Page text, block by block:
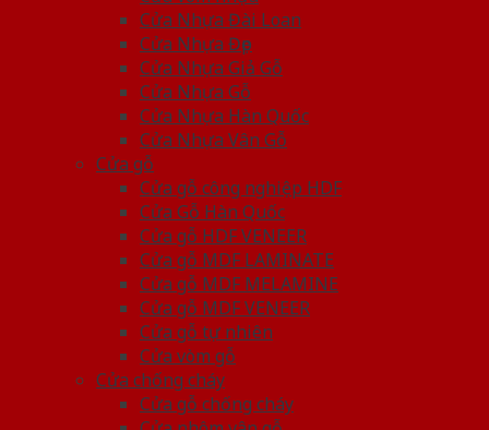
Cửa Nhựa Đài Loan
Cửa Nhựa Đẹp
Cửa Nhựa Giả Gỗ
Cửa Nhựa Gỗ
Cửa Nhựa Hàn Quốc
Cửa Nhựa Vân Gỗ
Cửa gỗ
Cửa gỗ công nghiệp HDF
Cửa Gỗ Hàn Quốc
Cửa gỗ HDF VENEER
Cửa gỗ MDF LAMINATE
Cửa gỗ MDF MELAMINE
Cửa gỗ MDF VENEER
Cửa gỗ tự nhiên
Cửa vòm gỗ
Cửa chống cháy
Cửa gỗ chống cháy